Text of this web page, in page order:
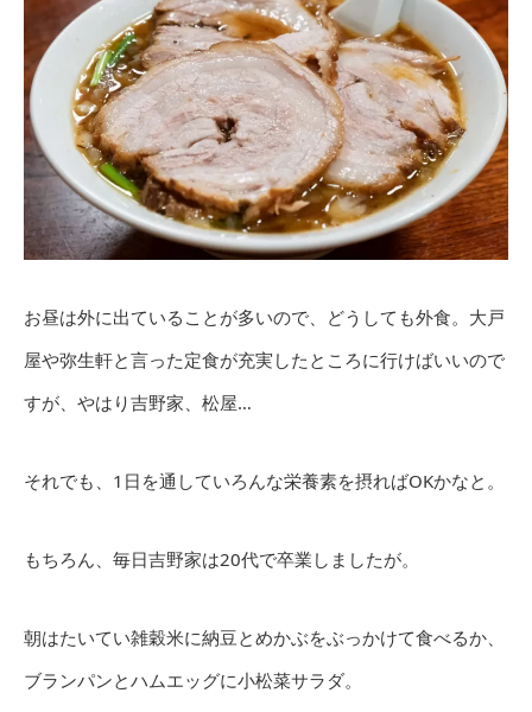
お昼は外に出ていることが多いので、どうしても外食。大戸
屋や弥生軒と言った定食が充実したところに行けばいいので
すが、やはり吉野家、松屋…
それでも、1日を通していろんな栄養素を摂ればOKかなと。
もちろん、毎日吉野家は20代で卒業しましたが。
朝はたいてい雑穀米に納豆とめかぶをぶっかけて食べるか、
ブランパンとハムエッグに小松菜サラダ。